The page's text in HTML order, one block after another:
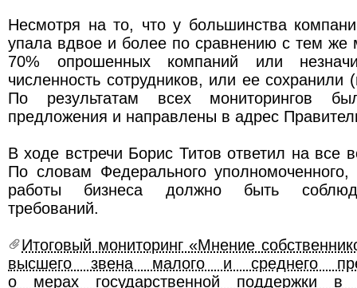
Несмотря на то, что у большинства
упала вдвое и более по сравнению с тем же
70% опрошенных компаний или
численность сотрудников, или ее сохранили
По результатам всех мониторингов
предложения и направлены в адрес
В ходе встречи Борис Титов ответил на все
По словам Федерального
работы бизнеса должно быть
требований.
Итоговый мониторинг «Мнение
высшего звена малого и среднего
о мерах государственной поддержки в